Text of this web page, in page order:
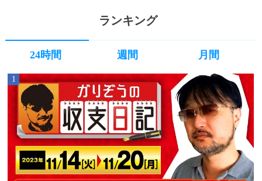
ランキング
24時間 週間 月間
1